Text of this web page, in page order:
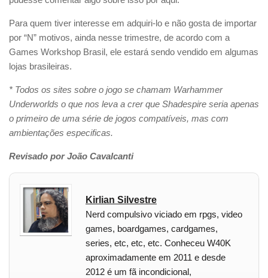
Para quem tiver interesse em adquiri-lo e não gosta de importar
por “N” motivos, ainda nesse trimestre, de acordo com a
Games Workshop Brasil, ele estará sendo vendido em algumas
lojas brasileiras.
* Todos os sites sobre o jogo se chamam Warhammer
Underworlds o que nos leva a crer que Shadespire seria apenas
o primeiro de uma série de jogos compatíveis, mas com
ambientações especificas.
Revisado por João Cavalcanti
Kirlian Silvestre
Nerd compulsivo viciado em rpgs, video
games, boardgames, cardgames,
series, etc, etc, etc. Conheceu W40K
aproximadamente em 2011 e desde
2012 é um fã incondicional,